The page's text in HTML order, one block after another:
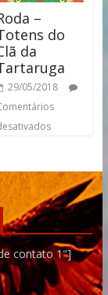
–
do
da
29/05/2018
contato 1"]